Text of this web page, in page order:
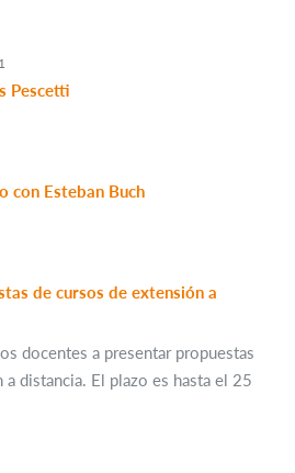
Pescetti
con Esteban Buch
de cursos de extensión a
docentes a presentar propuestas
a distancia. El plazo es hasta el 25